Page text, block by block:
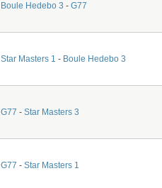
Boule Hedebo 3 - G77
Star Masters 1 - Boule Hedebo 3
G77 - Star Masters 3
G77 - Star Masters 1